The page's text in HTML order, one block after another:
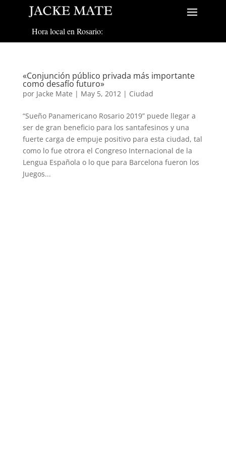
Hora local en Rosario:
«Conjunción público privada más importante
como desafío futuro»
por Jacke Mate | May 5, 2012 | Ciudad
“Sueño Panamericano Rosario 2019” puede llegar a
ser de gran beneficio para los santafesinos y una
fuerte carga de empuje positivo para esta ciudad, tal
como lo fue otrora el Congreso Internacional de la
Lengua Española o lo que para Barcelona fueron los
Juegos...